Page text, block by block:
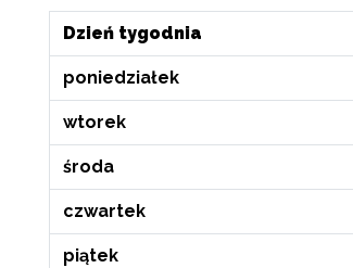
Dzień tygodnia
poniedziałek
wtorek
środa
czwartek
piątek